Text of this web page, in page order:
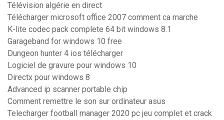
Télévision algérie en direct
Télécharger microsoft office 2007 comment ca marche
K-lite codec pack complete 64 bit windows 8.1
Garageband for windows 10 free
Dungeon hunter 4 ios télécharger
Logiciel de gravure pour windows 10
Directx pour windows 8
Advanced ip scanner portable chip
Comment remettre le son sur ordinateur asus
Telecharger football manager 2020 pc jeu complet et crack